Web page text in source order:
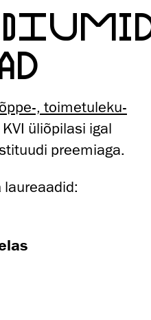
, toimetuleku-
üliõpilasi igal
preemiaga.
laureaadid: